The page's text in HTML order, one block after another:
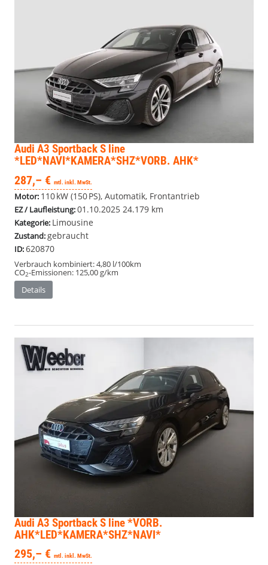
Audi A3 SportbackS line
*LED*NAVI*KAMERA*SHZ*VORB. AHK*
287,– € mtl. inkl. MwSt.
Motor: 110 kW (150 PS), Automatik, Frontantrieb
EZ / Laufleistung:01.10.2025 24.179 km
Kategorie: Limousine
Zustand: gebraucht
ID:620870
Verbrauch kombiniert:4,80 l/100km
CO2-Emissionen: 125,00 g/km
Details
Audi A3 SportbackS line *VORB.
AHK*LED*KAMERA*SHZ*NAVI*
295,– € mtl. inkl. MwSt.